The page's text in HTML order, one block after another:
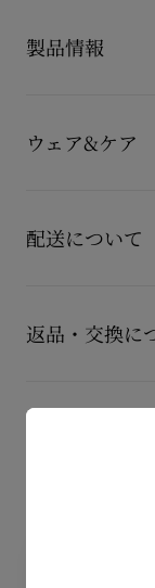
高品質なグースグ
アクセントを添え
製品情報
素材 カーフレザー
ウェア&ケア
つかの注意事項が
認くださいませ。
配送について
15,000円(税込)以
す。
【お届けについて】
通常1-2営業日以
在庫のお取り寄
※なお、一部の地
る場合がございま
返品・交換に
のいただいた場合
けております。返
詳しい返品・交